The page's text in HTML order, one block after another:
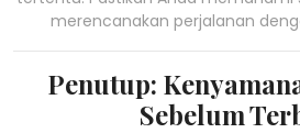
merencanakan perjalanan
Penutup:
Sebelum